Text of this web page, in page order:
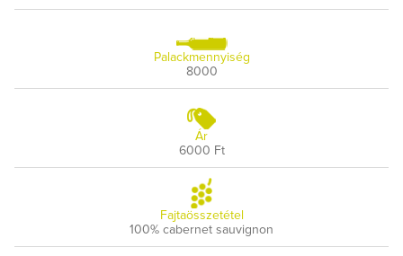
Palackmennyiség
8000
Ár
6000 Ft
Fajtaösszetétel
100% cabernet sauvignon